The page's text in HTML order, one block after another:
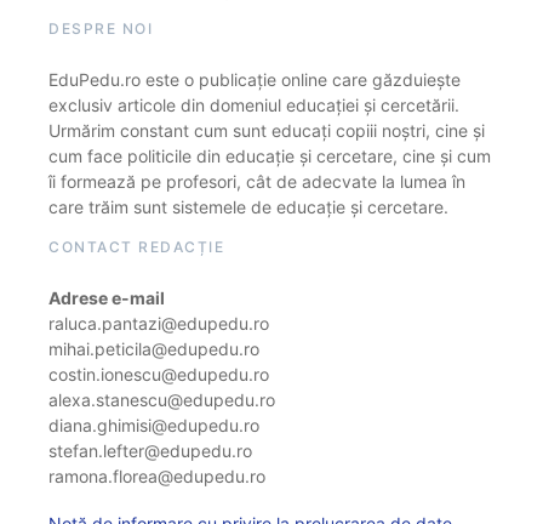
DESPRE NOI
EduPedu.ro este o publicație online care găzduiește
exclusiv articole din domeniul educației și cercetării.
Urmărim constant cum sunt educați copiii noștri, cine și
cum face politicile din educație și cercetare, cine și cum
îi formează pe profesori, cât de adecvate la lumea în
care trăim sunt sistemele de educație și cercetare.
CONTACT REDACȚIE
Adrese e-mail
raluca.pantazi@edupedu.ro
mihai.peticila@edupedu.ro
costin.ionescu@edupedu.ro
alexa.stanescu@edupedu.ro
diana.ghimisi@edupedu.ro
stefan.lefter@edupedu.ro
ramona.florea@edupedu.ro